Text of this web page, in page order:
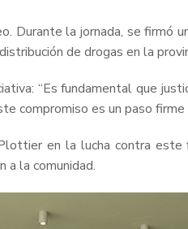
Durante la jornada, se firmó
de drogas en la
“Es fundamental que
compromiso es un paso firme
en la lucha contra
a la comunidad.